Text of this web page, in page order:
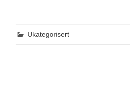
Ukategorisert